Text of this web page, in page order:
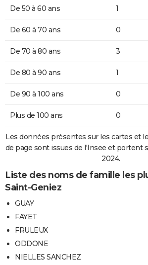
De 50 à 60 ans 1
De 60 à 70 ans 0
De 70 à 80 ans 3
De 80 à 90 ans 1
De 90 à 100 ans 0
Plus de 100 ans 0
Les données présentes sur les cartes et
de page sont issues de l'Insee et portent
2024.
Liste des noms de famille les
Saint-Geniez
GUAY
FAYET
FRULEUX
ODDONE
NIELLES SANCHEZ